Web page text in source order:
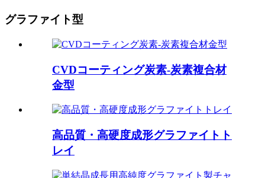
グラファイト型
CVDコーティング炭素-炭素複合材
金型
高品質・高硬度成形グラファイトト
レイ